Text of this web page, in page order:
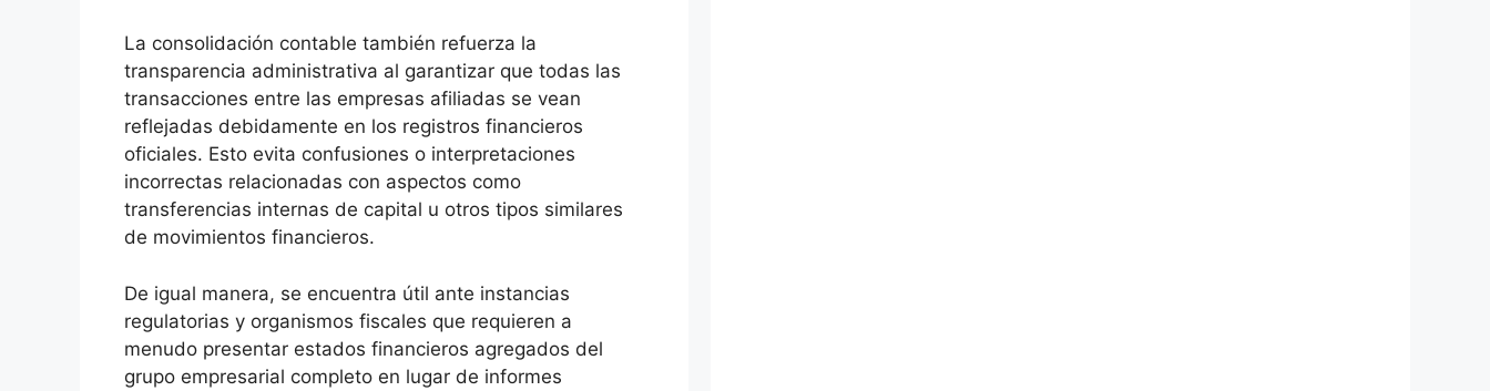
La consolidación contable también refuerza la
transparencia administrativa al garantizar que todas las
transacciones entre las empresas afiliadas se vean
reflejadas debidamente en los registros financieros
oficiales. Esto evita confusiones o interpretaciones
incorrectas relacionadas con aspectos como
transferencias internas de capital u otros tipos similares
de movimientos financieros.
De igual manera, se encuentra útil ante instancias
regulatorias y organismos fiscales que requieren a
menudo presentar estados financieros agregados del
grupo empresarial completo en lugar de informes